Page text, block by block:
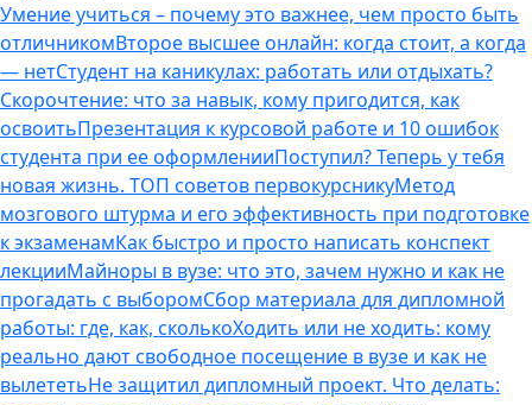
Умение учиться – почему это важнее, чем просто быть
отличникомВторое высшее онлайн: когда стоит, а когда
— нетСтудент на каникулах: работать или отдыхать?
Скорочтение: что за навык, кому пригодится, как
освоитьПрезентация к курсовой работе и 10 ошибок
студента при ее оформленииПоступил? Теперь у тебя
новая жизнь. ТОП советов первокурсникуМетод
мозгового штурма и его эффективность при подготовке
к экзаменамКак быстро и просто написать конспект
лекцииМайноры в вузе: что это, зачем нужно и как не
прогадать с выборомСбор материала для дипломной
работы: где, как, сколькоХодить или не ходить: кому
реально дают свободное посещение в вузе и как не
вылететьНе защитил дипломный проект. Что делать: